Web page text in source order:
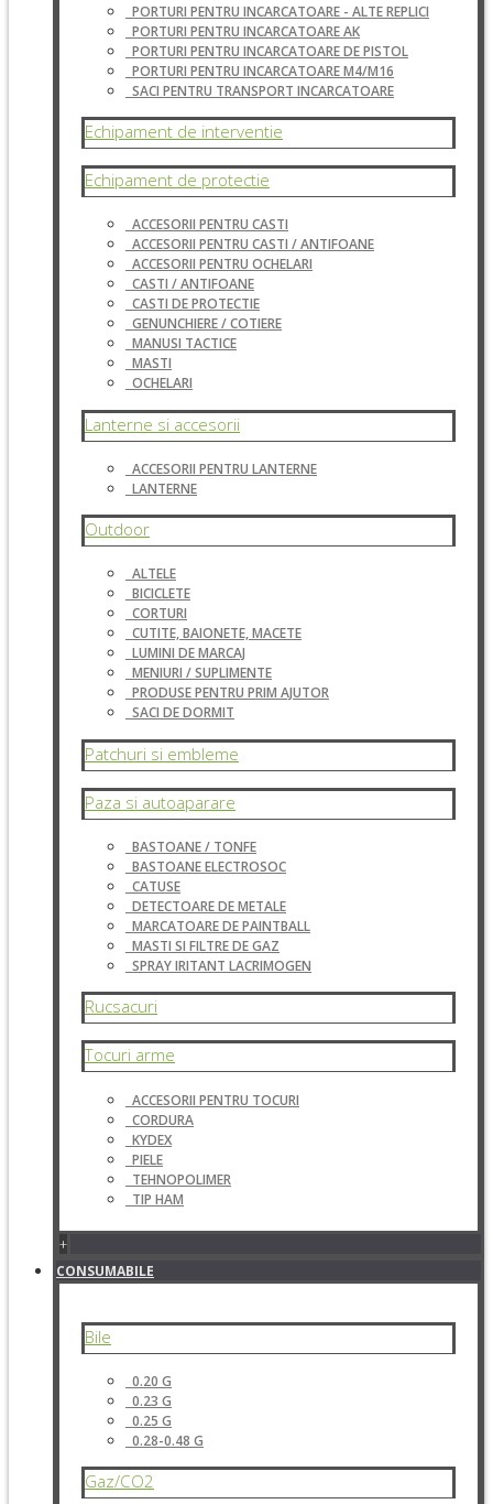
PORTURI PENTRU INCARCATOARE - ALTE REPLICI
PORTURI PENTRU INCARCATOARE AK
PORTURI PENTRU INCARCATOARE DE PISTOL
PORTURI PENTRU INCARCATOARE M4/M16
SACI PENTRU TRANSPORT INCARCATOARE
Echipament de interventie
Echipament de protectie
ACCESORII PENTRU CASTI
ACCESORII PENTRU CASTI / ANTIFOANE
ACCESORII PENTRU OCHELARI
CASTI / ANTIFOANE
CASTI DE PROTECTIE
GENUNCHIERE / COTIERE
MANUSI TACTICE
MASTI
OCHELARI
Lanterne si accesorii
ACCESORII PENTRU LANTERNE
LANTERNE
Outdoor
ALTELE
BICICLETE
CORTURI
CUTITE, BAIONETE, MACETE
LUMINI DE MARCAJ
MENIURI / SUPLIMENTE
PRODUSE PENTRU PRIM AJUTOR
SACI DE DORMIT
Patchuri si embleme
Paza si autoaparare
BASTOANE / TONFE
BASTOANE ELECTROSOC
CATUSE
DETECTOARE DE METALE
MARCATOARE DE PAINTBALL
MASTI SI FILTRE DE GAZ
SPRAY IRITANT LACRIMOGEN
Rucsacuri
Tocuri arme
ACCESORII PENTRU TOCURI
CORDURA
KYDEX
PIELE
TEHNOPOLIMER
TIP HAM
+
CONSUMABILE
Bile
0.20 G
0.23 G
0.25 G
0.28-0.48 G
Gaz/CO2